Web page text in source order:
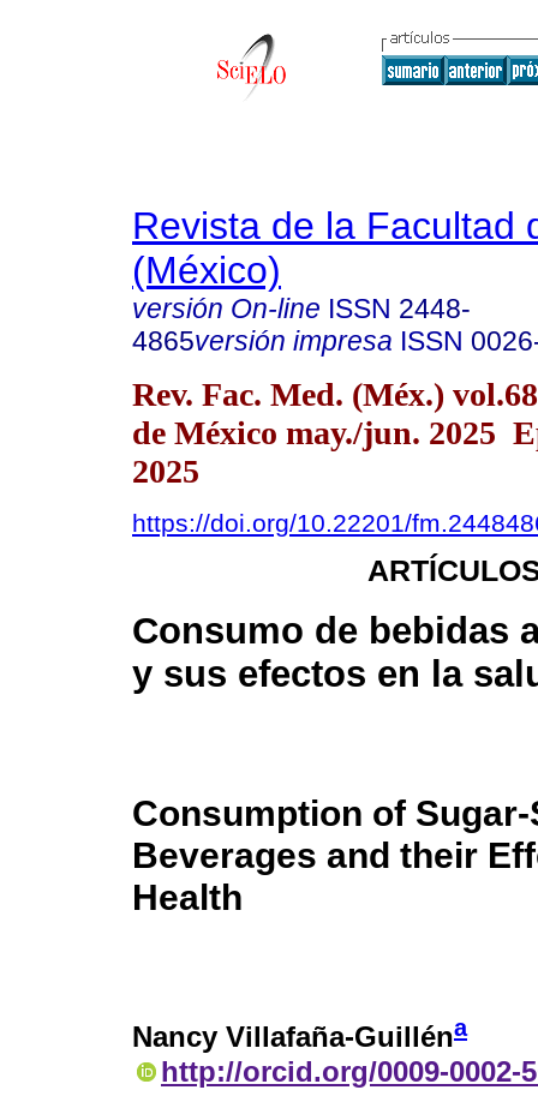
Revista de la Facultad
(México)
versión On-line ISSN 2448-
4865versión impresa ISSN
Rev. Fac. Med. (Méx.)
de México may./jun. 2025
2025
https://doi.org/10.22201/
Consumo de bebidas
y sus efectos en la
Consumption of
Beverages and their
Health
Nancy Villafaña-Guilléna
http://orcid.org/0009-0002-